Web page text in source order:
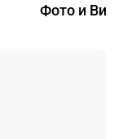
Фото и